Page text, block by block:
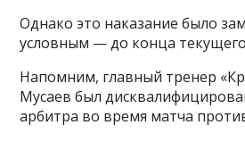
Однако это наказание было
условным — до конца
Напомним, главный тренер
Мусаев был
арбитра во время матча